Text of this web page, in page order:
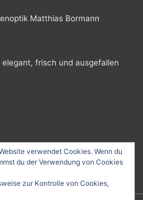
Matthias Bormann
frisch und ausgefallen
verwendet Cookies. Wenn du
du der Verwendung von Cookies
zur Kontrolle von Cookies,